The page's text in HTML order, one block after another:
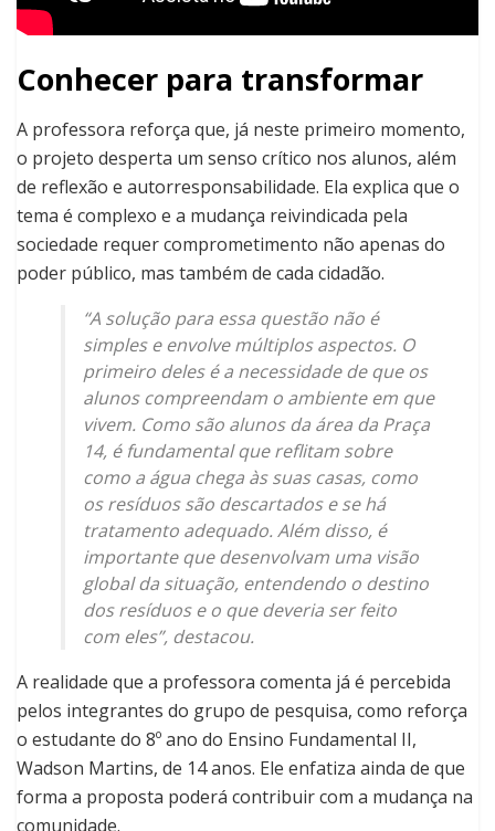
Conhecer para transformar
A professora reforça que, já neste primeiro momento,
o projeto desperta um senso crítico nos alunos, além
de reflexão e autorresponsabilidade. Ela explica que o
tema é complexo e a mudança reivindicada pela
sociedade requer comprometimento não apenas do
poder público, mas também de cada cidadão.
“A solução para essa questão não é
simples e envolve múltiplos aspectos. O
primeiro deles é a necessidade de que os
alunos compreendam o ambiente em que
vivem. Como são alunos da área da Praça
14, é fundamental que reflitam sobre
como a água chega às suas casas, como
os resíduos são descartados e se há
tratamento adequado. Além disso, é
importante que desenvolvam uma visão
global da situação, entendendo o destino
dos resíduos e o que deveria ser feito
com eles”, destacou.
A realidade que a professora comenta já é percebida
pelos integrantes do grupo de pesquisa, como reforça
o estudante do 8º ano do Ensino Fundamental II,
Wadson Martins, de 14 anos. Ele enfatiza ainda de que
forma a proposta poderá contribuir com a mudança na
comunidade.